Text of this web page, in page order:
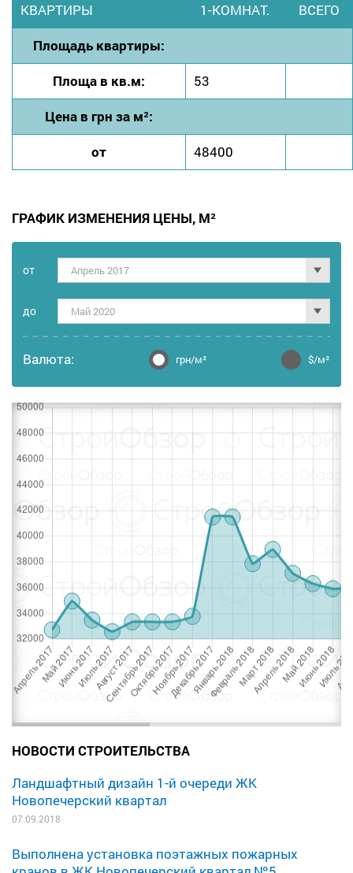
КВАРТИРЫ 1-КОМНАТ.
ВСЕГО
Площадь квартиры:
Площа в кв.м:
53
Цена в грн за м²:
от
48400
ГРАФИК ИЗМЕНЕНИЯ ЦЕНЫ, М²
от Апрель 2017
дo Май 2020
Валюта: грн/м² $/м²
НОВОСТИ СТРОИТЕЛЬСТВА
Ландшафтный дизайн 1-й очереди ЖК
Новопечерский квартал
07.09.2018
Выполнена установка поэтажных пожарных